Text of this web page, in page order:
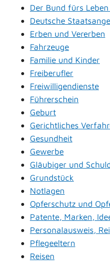
Der Bund fürs
Deutsche
Erben und Vererben
Fahrzeuge
Familie und Kinder
Freiberufler
Freiwilligendienste
Führerschein
Geburt
Gerichtliches
Gesundheit
Gewerbe
Gläubiger und
Grundstück
Notlagen
Opferschutz und
Patente, Marken,
Personalausweis,
Pflegeeltern
Reisen